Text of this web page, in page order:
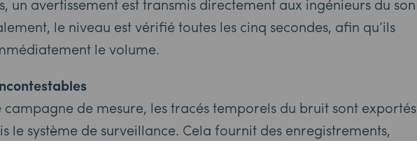
le niveau est vérifié toutes les cinq secondes, afin qu’ils
le volume.
de mesure, les tracés temporels du bruit sont exportés
le système de surveillance. Cela fournit des enregistrements,